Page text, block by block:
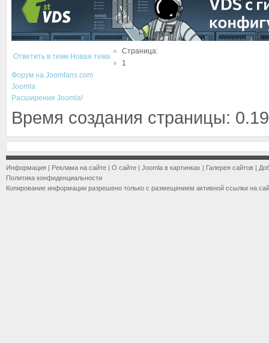
Ответить в теме Новая тема
Страница:
1
Форум на Joomfans.com
Joomla
Расширения Joomla!
Время создания страницы:
Информация | Реклама на сайте | О сайте | Joomla в картинках | Галерея сайтов |
Политика конфиденциальности
Копирование информации разрешено только с размещением активной ссылки на